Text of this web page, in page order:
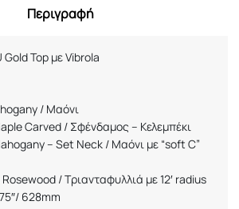
Περιγραφή
Gold Top μεVibrola
/ Μαόνι
Carved / Σφένδαμος – Κελεμπέκι
– Set Neck / Μαόνι με “soft C”
/ Τριανταφυλλιά με 12′ radius
628mm